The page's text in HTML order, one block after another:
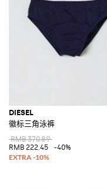
DIESEL
徽标三角泳裤
RMB 370.89
RMB 222.45
-40%